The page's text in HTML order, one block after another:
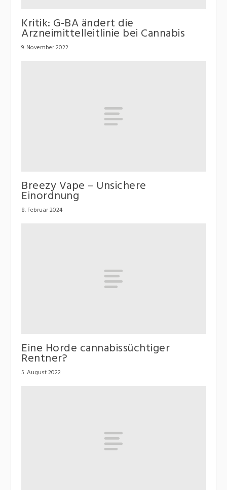
Kritik: G-BA ändert die
Arzneimittelleitlinie bei Cannabis
9. November 2022
Breezy Vape – Unsichere
Einordnung
8. Februar 2024
Eine Horde cannabissüchtiger
Rentner?
5. August 2022